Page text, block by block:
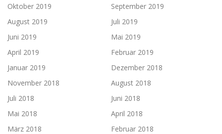
Oktober 2019
September 2019
August 2019
Juli 2019
Juni 2019
Mai 2019
April 2019
Februar 2019
Januar 2019
Dezember 2018
November 2018
August 2018
Juli 2018
Juni 2018
Mai 2018
April 2018
März 2018
Februar 2018